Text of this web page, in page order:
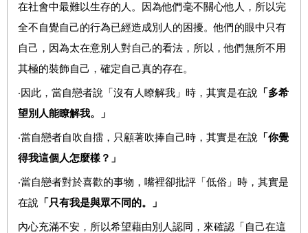
在社會中最難以生存的人。因為他們毫不關心他人，所以完
全不自覺自己的行為已經造成別人的困擾。他們的眼中只有
自己，因為太在意別人對自己的看法，所以，他們無所不用
其極的裝飾自己，確定自己真的存在。
‧因此，當自戀者說「沒有人瞭解我」時，其實是在說 「多希
望別人能瞭解我。」
‧當自戀者自吹自擂，只顧著吹捧自己時，其實是在說 「你覺
得我這個人怎麼樣？」
‧當自戀者對於喜歡的事物，嘴裡卻批評「低俗」時，其實是
在說 「只有我是與眾不同的。」
內心充滿不安，所以希望藉由別人認同，來確認「自己在這